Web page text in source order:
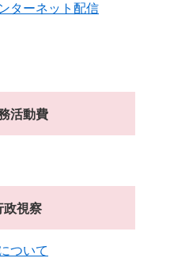
ターネット配信
活動費
政視察
ついて